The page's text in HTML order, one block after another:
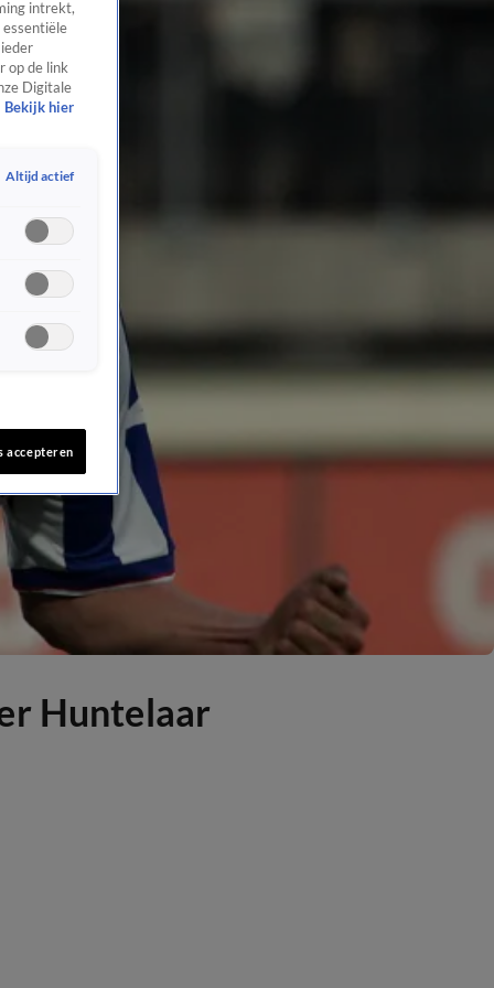
Huntelaar
intrekt,
op de link
Digitale
Bekijk hier
Altijd actief
accepteren